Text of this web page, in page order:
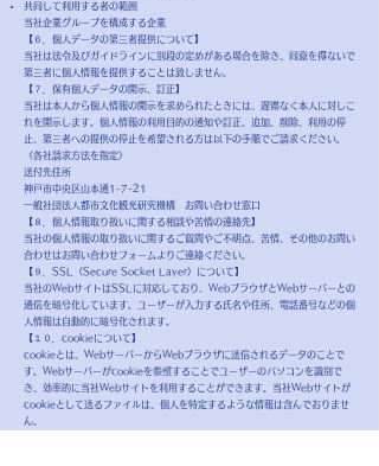
共同して利用する者の範囲
当社企業グループを構成する企業
【６．個人データの第三者提供について】
当社は法令及びガイドラインに別段の定めがある場合を除き、同意を得ないで
第三者に個人情報を提供することは致しません。
【７．保有個人データの開示、訂正】
当社は本人から個人情報の開示を求められたときには、遅滞なく本人に対しこ
れを開示します。個人情報の利用目的の通知や訂正、追加、削除、利用の停
止、第三者への提供の停止を希望される方は以下の手順でご請求ください。
（各社請求方法を指定）
送付先住所
神戸市中央区山本通1-7-21
一般社団法人 都市文化観光研究機構 お問い合わせ窓口
【８．個人情報取り扱いに関する相談や苦情の連絡先】
当社の個人情報の取り扱いに関するご質問やご不明点、苦情、その他のお問い
合わせはお問い合わせフォームよりご連絡ください。
【９．SSL（Secure Socket Layer）について】
当社のWebサイトはSSLに対応しており、WebブラウザとWebサーバーとの
通信を暗号化しています。ユーザーが入力する氏名や住所、電話番号などの個
人情報は自動的に暗号化されます。
【１０．cookieについて】
cookieとは、WebサーバーからWebブラウザに送信されるデータのことで
す。Webサーバーがcookieを参照することでユーザーのパソコンを識別で
き、効率的に当社Webサイトを利用することができます。当社Webサイトが
cookieとして送るファイルは、個人を特定するような情報は含んでおりませ
ん。